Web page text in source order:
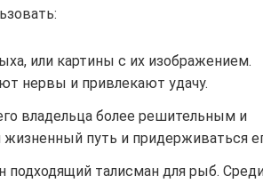
или картины с их изображением.
нервы и привлекают удачу.
владельца более решительным и
путь и придерживаться
талисман для рыб.